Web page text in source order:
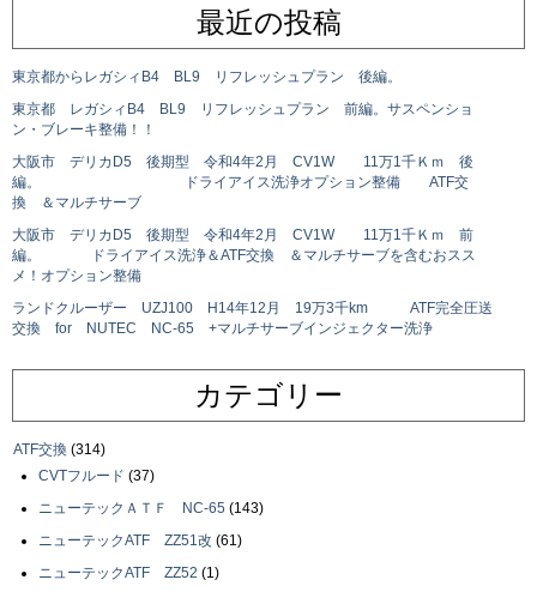
最近の投稿
東京都からレガシィB4 BL9 リフレッシュプラン 後編。
東京都 レガシィB4 BL9 リフレッシュプラン 前編。サスペンショ
ン・ブレーキ整備！！
大阪市 デリカD5 後期型 令和4年2月 CV1W 11万1千Ｋｍ 後
編。 ドライアイス洗浄オプション整備 ATF交
換 ＆マルチサーブ
大阪市 デリカD5 後期型 令和4年2月 CV1W 11万1千Ｋｍ 前
編。 ドライアイス洗浄＆ATF交換 ＆マルチサーブを含むおスス
メ！オプション整備
ランドクルーザー UZJ100 H14年12月 19万3千km ATF完全圧送
交換 for NUTEC NC-65 +マルチサーブインジェクター洗浄
カテゴリー
ATF交換 (314)
CVTフルード (37)
ニューテックＡＴＦ NC-65 (143)
ニューテックATF ZZ51改 (61)
ニューテックATF ZZ52 (1)